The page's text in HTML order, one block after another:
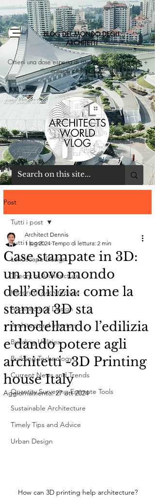
BLOG DEL MONDO DEGLI
ARCHITETTI
Ottieni una dose esperta di istruzione in architettura +
consigli professionali
Post
Tutti i post
Landscape Design
Theory of Architecture
History of Architecture
Architectural Design
Architectural Interiors
Building Utilities
Building Technology
Current News and Trends
Quantity Surveying Estimate Tools
Sustainable Architecture
Timely Tips and Advice
Urban Design
Tutti i post
Case stampate in 3D:
un nuovo mondo
dell’edilizia: come la
stampa 3D sta
rimodellando l’edilizia
e dando potere agli
architetti -3D Printing
house Italy
Architect Dennis
1 lug 2024 Tempo di lettura: 2 min
Aggiornamento:27 ott 2024
How can 3D printing help architecture?